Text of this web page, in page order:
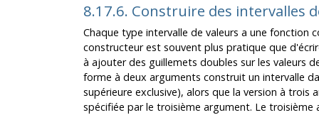
8.17.6. Construire des intervalles
Chaque type intervalle de valeurs a une fonction
constructeur est souvent plus pratique que
à ajouter des guillemets doubles sur les valeurs
forme à deux arguments construit un intervalle
supérieure exclusive), alors que la version à
spécifiée par le troisième argument. Le